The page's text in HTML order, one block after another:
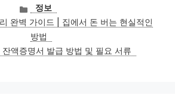
카
테
고
리
정보
완벽 가이드 | 집에서 돈 버는 현실적인
방법
잔액증명서 발급 방법 및 필요 서류